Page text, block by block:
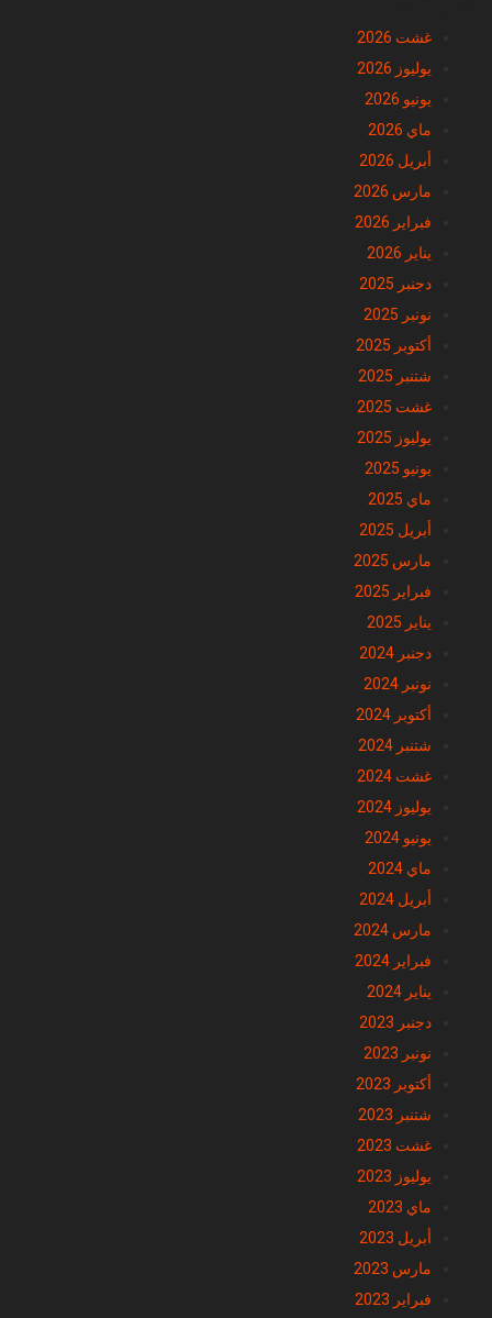
غشت 2026
يوليوز 2026
يونيو 2026
ماي 2026
أبريل 2026
مارس 2026
فبراير 2026
يناير 2026
دجنبر 2025
نونبر 2025
أكتوبر 2025
شتنبر 2025
غشت 2025
يوليوز 2025
يونيو 2025
ماي 2025
أبريل 2025
مارس 2025
فبراير 2025
يناير 2025
دجنبر 2024
نونبر 2024
أكتوبر 2024
شتنبر 2024
غشت 2024
يوليوز 2024
يونيو 2024
ماي 2024
أبريل 2024
مارس 2024
فبراير 2024
يناير 2024
دجنبر 2023
نونبر 2023
أكتوبر 2023
شتنبر 2023
غشت 2023
يوليوز 2023
ماي 2023
أبريل 2023
مارس 2023
فبراير 2023